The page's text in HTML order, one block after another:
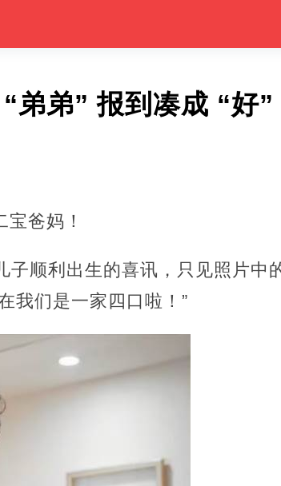
弟弟” 报到凑成 “好
爸妈！
子顺利出生的喜讯，只见照片中
我们是一家四口啦！”